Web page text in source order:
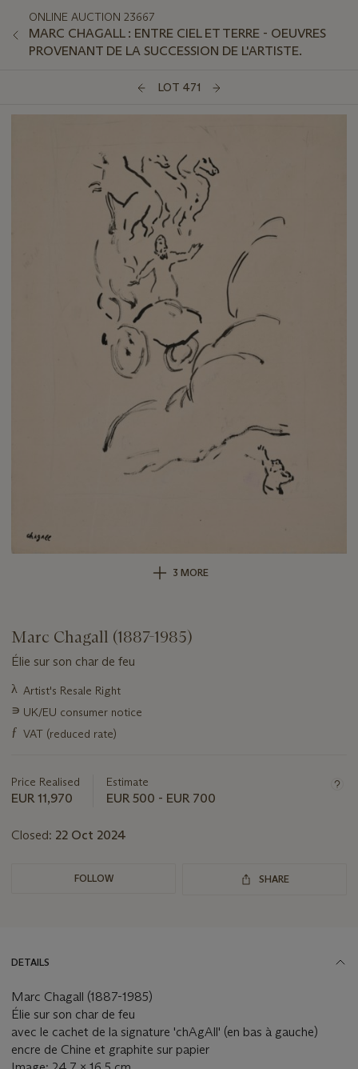
ONLINE AUCTION 23667
MARC CHAGALL : ENTRE CIEL ET TERRE - OEUVRES
PROVENANT DE LA SUCCESSION DE L'ARTISTE.
LOT 471
3 MORE
Marc Chagall (1887-1985)
Élie sur son char de feu
Important
about
this
λ Artist's Resale Right
∍ UK/EU consumer notice
ƒ VAT (reduced rate)
Price Realised
EUR 11,970
Estimate
EUR 500 - EUR 700
Closed: 22 Oct 2024
FOLLOW SHARE
DETAILS
Marc Chagall (1887-1985)
Élie sur son char de feu
avec le cachet de la signature 'chAgAll' (en bas à gauche)
encre de Chine et graphite sur papier